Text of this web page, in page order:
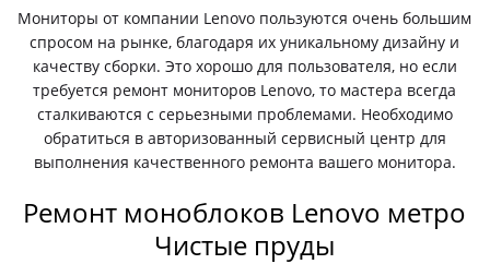
Мониторы от компании Lenovo пользуются очень большим
спросом на рынке, благодаря их уникальному дизайну и
качеству сборки. Это хорошо для пользователя, но если
требуется ремонт мониторов Lenovo, то мастера всегда
сталкиваются с серьезными проблемами. Необходимо
обратиться в авторизованный сервисный центр для
выполнения качественного ремонта вашего монитора.
Ремонт моноблоков Lenovo метро
Чистые пруды